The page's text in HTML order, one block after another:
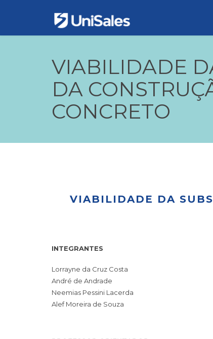
VIABILIDADE
DA
CONCRETO
VIABILIDADE DA
INTEGRANTES
Lorrayne da Cruz Costa
André de Andrade
Neemias Pessini Lacerda
Alef Moreira de Souza